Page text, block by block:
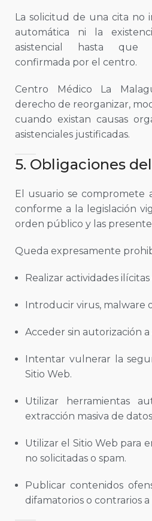
La solicitud de una cita no
automática ni la
asistencial hasta que
confirmada por el centro.
Centro Médico La
derecho de reorganizar,
cuando existan causas
asistenciales justificadas.
5. Obligaciones
El usuario se compromete
conforme a la legislación
orden público y las
Queda expresamente
Realizar actividades
Introducir virus, malware
Acceder sin autorización a
Intentar vulnerar la
Sitio Web.
Utilizar herramientas
extracción masiva de
Utilizar el Sitio Web para
no solicitadas o spam.
Publicar contenidos
difamatorios o contrarios a